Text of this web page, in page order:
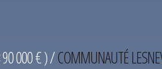
90 000 € )/COMMUNAUTÉ